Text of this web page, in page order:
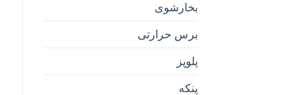
بخارشوی
برس حرارتی
پلوپز
پنکه